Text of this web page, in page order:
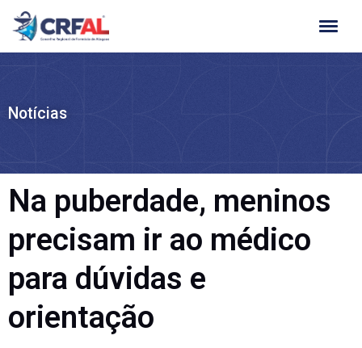
Ir
para
Notícias
Na puberdade, meninos
precisam ir ao médico
para dúvidas e
orientação